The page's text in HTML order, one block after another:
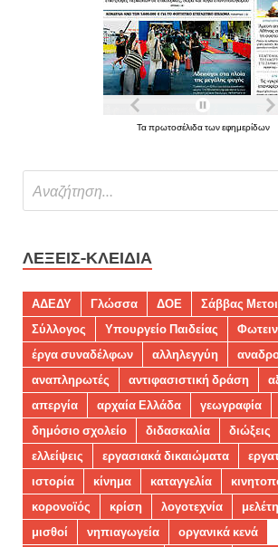
Τα πρωτοσέλιδα των εφημερίδων
ΛΈΞΕΙΣ-ΚΛΕΙΔΙΆ
ΑΔΕΔΥ Γλώσσα ΔΟΕ
Σάββας
Σύλλογος
Υπουργείο Παιδείας
έργα συναδέλφων
αλληλεγγύη
αναπληρωτές
αντιφασιστική δράση
απεργία
αρχαία Ελλάδα γεωγραφία
δημόσιο σχολείο
διδασκαλία διώξεις
ελλείψεις
εργασιακά δικαιώματα
ιστορία
κίνημα καταγγελία
κορονοϊός
κρίση λογοτεχνία
μισθοί
νηπιαγωγεία
οργανικά κενά